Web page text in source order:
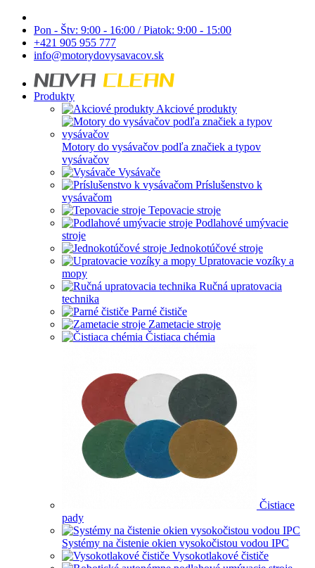
Pon - Štv: 9:00 - 16:00 / Piatok: 9:00 - 15:00
+421 905 955 777
info@motorydovysavacov.sk
Produkty
Akciové produkty
Motory do vysávačov podľa značiek a typov
vysávačov
Vysávače
Príslušenstvo k
vysávačom
Tepovacie stroje
Podlahové umývacie
stroje
Jednokotúčové stroje
Upratovacie vozíky a
mopy
Ručná upratovacia
technika
Parné čističe
Zametacie stroje
Čistiaca chémia
Čistiace
pady
Systémy na čistenie okien vysokočistou vodou IPC
Vysokotlakové čističe